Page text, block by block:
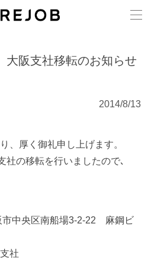
阪支社移転のお知らせ
2014/8/13
、厚く御礼申し上げます。
社の移転を行いましたので､
中央区南船場3-2-22 麻鋼ビ
社